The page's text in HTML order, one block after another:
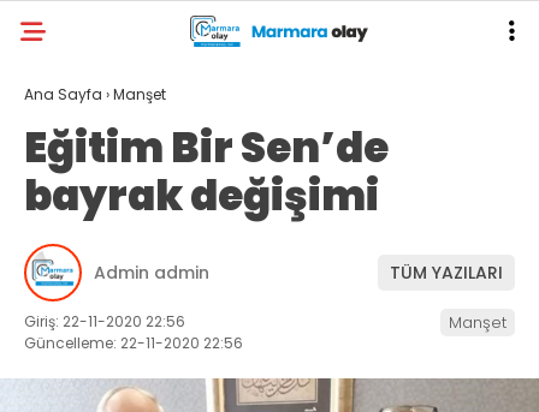
Ana Sayfa ›Manşet
Eğitim Bir Sen’de
bayrak değişimi
Admin admin TÜM YAZILARI
Giriş: 22-11-2020 22:56
Güncelleme: 22-11-2020 22:56
Manşet